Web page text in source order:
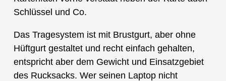
Schlüssel und Co.
Das Tragesystem ist mit Brustgurt, aber ohne
Hüftgurt gestaltet und recht einfach gehalten,
entspricht aber dem Gewicht und Einsatzgebiet
des Rucksacks. Wer seinen Laptop nicht